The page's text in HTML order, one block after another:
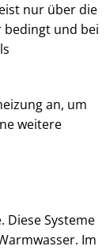
nur über die
bedingt und bei
an, um
weitere
Diese Systeme
Im